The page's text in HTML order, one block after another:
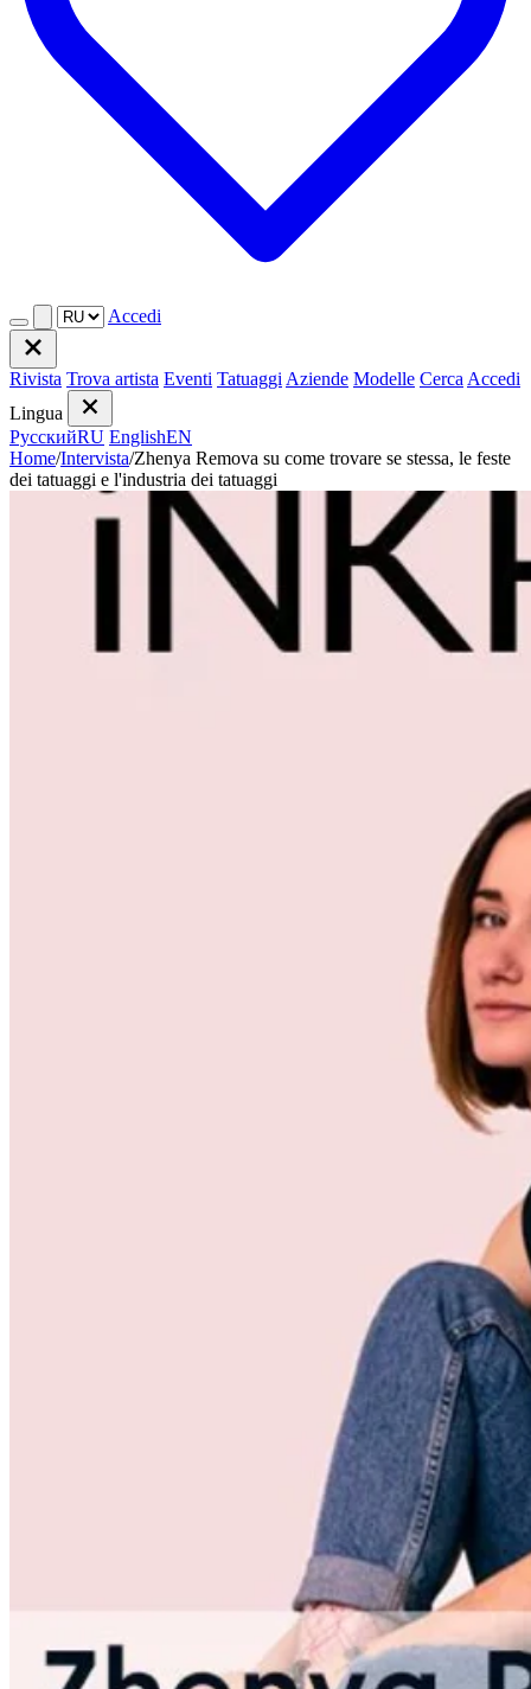
Accedi
Rivista Trova artista Eventi Tatuaggi Aziende Modelle Cerca Accedi
Lingua
РусскийRU EnglishEN
Home/Intervista/Zhenya Remova su come trovare se stessa, le feste
dei tatuaggi e l'industria dei tatuaggi